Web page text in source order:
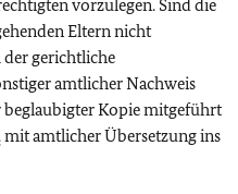
vorzulegen. Sind die
Eltern nicht
der gerichtliche
amtlicher Nachweis
beglaubigter Kopie mitgeführt
mit amtlicher Übersetzung ins